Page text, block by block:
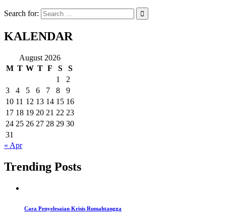
Search for:
KALENDAR
August 2026
M T W T F S
S
1
2
3
4 5 6 7 8
9
10 11 12 13 14 15 16
17 18 19 20 21 22 23
24 25 26 27 28 29 30
31
« Apr
Trending Posts
Cara Penyelesaian Krisis Rumahtangga